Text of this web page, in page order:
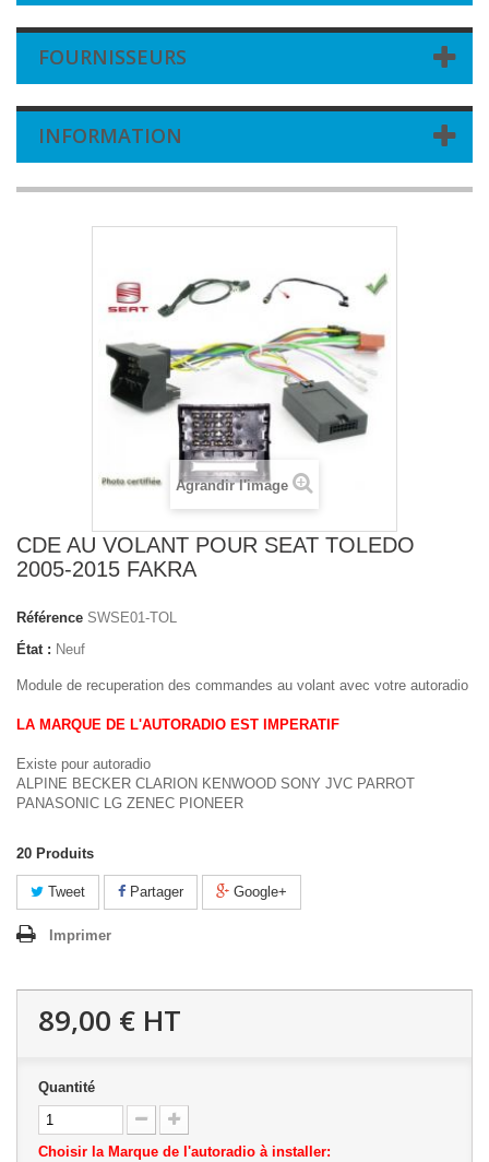
FOURNISSEURS
INFORMATION
Agrandir l'image
CDE AU VOLANT POUR SEAT TOLEDO
2005-2015 FAKRA
Référence SWSE01-TOL
État : Neuf
Module de recuperation des commandes au volant avec votre autoradio
LA MARQUE DE L'AUTORADIO EST IMPERATIF
Existe pour autoradio
ALPINE BECKER CLARION KENWOOD SONY JVC PARROT
PANASONIC LG ZENEC PIONEER
20 Produits
Tweet Partager Google+
Imprimer
89,00 € HT
Quantité
Choisir la Marque de l'autoradio à installer: